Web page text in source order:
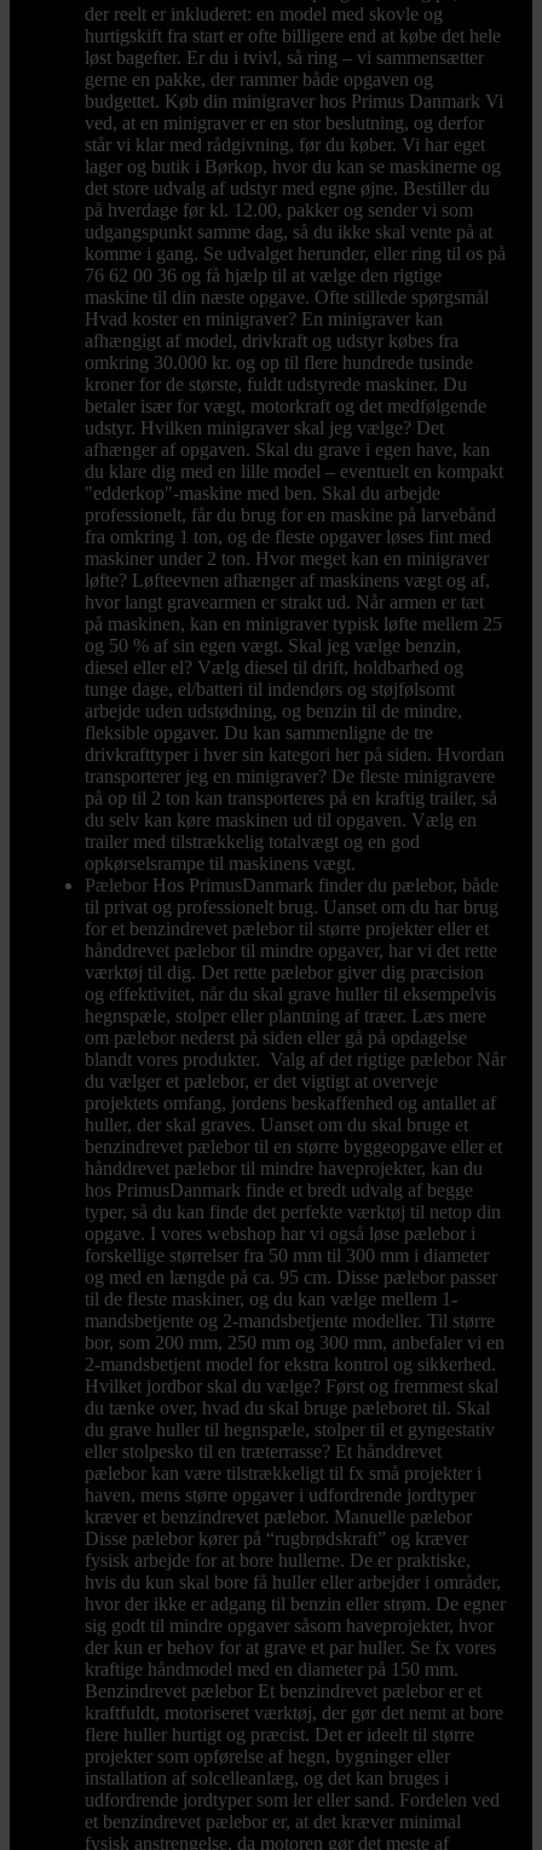
der reelt er inkluderet: en model med skovle og
hurtigskift fra start er ofte billigere end at købe det hele
løst bagefter. Er du i tvivl, så ring – vi sammensætter
gerne en pakke, der rammer både opgaven og
budgettet. Køb din minigraver hos Primus Danmark Vi
ved, at en minigraver er en stor beslutning, og derfor
står vi klar med rådgivning, før du køber. Vi har eget
lager og butik i Børkop, hvor du kan se maskinerne og
det store udvalg af udstyr med egne øjne. Bestiller du
på hverdage før kl. 12.00, pakker og sender vi som
udgangspunkt samme dag, så du ikke skal vente på at
komme i gang. Se udvalget herunder, eller ring til os på
76 62 00 36 og få hjælp til at vælge den rigtige
maskine til din næste opgave. Ofte stillede spørgsmål
Hvad koster en minigraver? En minigraver kan
afhængigt af model, drivkraft og udstyr købes fra
omkring 30.000 kr. og op til flere hundrede tusinde
kroner for de største, fuldt udstyrede maskiner. Du
betaler især for vægt, motorkraft og det medfølgende
udstyr. Hvilken minigraver skal jeg vælge? Det
afhænger af opgaven. Skal du grave i egen have, kan
du klare dig med en lille model – eventuelt en kompakt
"edderkop"-maskine med ben. Skal du arbejde
professionelt, får du brug for en maskine på larvebånd
fra omkring 1 ton, og de fleste opgaver løses fint med
maskiner under 2 ton. Hvor meget kan en minigraver
løfte? Løfteevnen afhænger af maskinens vægt og af,
hvor langt gravearmen er strakt ud. Når armen er tæt
på maskinen, kan en minigraver typisk løfte mellem 25
og 50 % af sin egen vægt. Skal jeg vælge benzin,
diesel eller el? Vælg diesel til drift, holdbarhed og
tunge dage, el/batteri til indendørs og støjfølsomt
arbejde uden udstødning, og benzin til de mindre,
fleksible opgaver. Du kan sammenligne de tre
drivkrafttyper i hver sin kategori her på siden. Hvordan
transporterer jeg en minigraver? De fleste minigravere
på op til 2 ton kan transporteres på en kraftig trailer, så
du selv kan køre maskinen ud til opgaven. Vælg en
trailer med tilstrækkelig totalvægt og en god
opkørselsrampe til maskinens vægt.
Pælebor Hos PrimusDanmark finder du pælebor, både
til privat og professionelt brug. Uanset om du har brug
for et benzindrevet pælebor til større projekter eller et
hånddrevet pælebor til mindre opgaver, har vi det rette
værktøj til dig. Det rette pælebor giver dig præcision
og effektivitet, når du skal grave huller til eksempelvis
hegnspæle, stolper eller plantning af træer. Læs mere
om pælebor nederst på siden eller gå på opdagelse
blandt vores produkter. Valg af det rigtige pælebor Når
du vælger et pælebor, er det vigtigt at overveje
projektets omfang, jordens beskaffenhed og antallet af
huller, der skal graves. Uanset om du skal bruge et
benzindrevet pælebor til en større byggeopgave eller et
hånddrevet pælebor til mindre haveprojekter, kan du
hos PrimusDanmark finde et bredt udvalg af begge
typer, så du kan finde det perfekte værktøj til netop din
opgave. I vores webshop har vi også løse pælebor i
forskellige størrelser fra 50 mm til 300 mm i diameter
og med en længde på ca. 95 cm. Disse pælebor passer
til de fleste maskiner, og du kan vælge mellem 1-
mandsbetjente og 2-mandsbetjente modeller. Til større
bor, som 200 mm, 250 mm og 300 mm, anbefaler vi en
2-mandsbetjent model for ekstra kontrol og sikkerhed.
Hvilket jordbor skal du vælge? Først og fremmest skal
du tænke over, hvad du skal bruge pæleboret til. Skal
du grave huller til hegnspæle, stolper til et gyngestativ
eller stolpesko til en træterrasse? Et hånddrevet
pælebor kan være tilstrækkeligt til fx små projekter i
haven, mens større opgaver i udfordrende jordtyper
kræver et benzindrevet pælebor. Manuelle pælebor
Disse pælebor kører på “rugbrødskraft” og kræver
fysisk arbejde for at bore hullerne. De er praktiske,
hvis du kun skal bore få huller eller arbejder i områder,
hvor der ikke er adgang til benzin eller strøm. De egner
sig godt til mindre opgaver såsom haveprojekter, hvor
der kun er behov for at grave et par huller. Se fx vores
kraftige håndmodel med en diameter på 150 mm.
Benzindrevet pælebor Et benzindrevet pælebor er et
kraftfuldt, motoriseret værktøj, der gør det nemt at bore
flere huller hurtigt og præcist. Det er ideelt til større
projekter som opførelse af hegn, bygninger eller
installation af solcelleanlæg, og det kan bruges i
udfordrende jordtyper som ler eller sand. Fordelen ved
et benzindrevet pælebor er, at det kræver minimal
fysisk anstrengelse, da motoren gør det meste af